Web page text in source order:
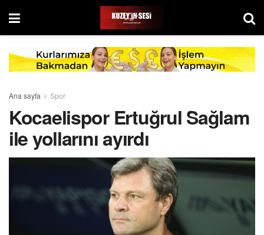
Ana sayfa Spor
Kocaelispor Ertuğrul Sağlam
ile yollarını ayırdı